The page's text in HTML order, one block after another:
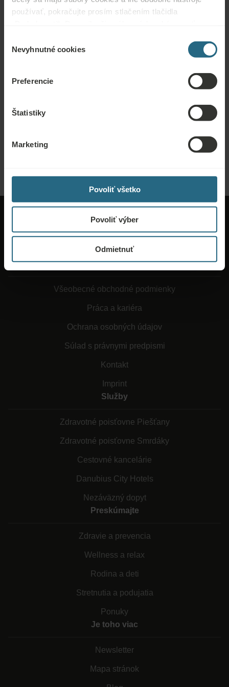
používať, pokračujte prosím stlačením tlačidla
súhlasu
Nevyhnutné cookies
Preferencie
Štatistiky
Marketing
Povoliť všetko
Povoliť výber
Odmietnuť
Pri rezervácii izby nám prosím oznámte, že máte v
úmysle vziať so sebou svojho domáceho maznáčika.
Pošlite nám dopyt, aby sme pre vás pripravili najlepšiu možnú ponuku. Radi
O Ensane
Všeobecné obchodné podmienky
Práca a kariéra
Ochrana osobných údajov
Súlad s právnymi predpismi
Kontakt
Imprint
Služby
Zdravotné poisťovne Piešťany
Zdravotné poisťovne Smrdáky
Cestovné kancelárie
Danubius City Hotels
Nezáväzný dopyt
Preskúmajte
Zdravie a prevencia
Wellness a relax
Rodina a deti
Stretnutia a podujatia
Ponuky
Je toho viac
Newsletter
Mapa stránok